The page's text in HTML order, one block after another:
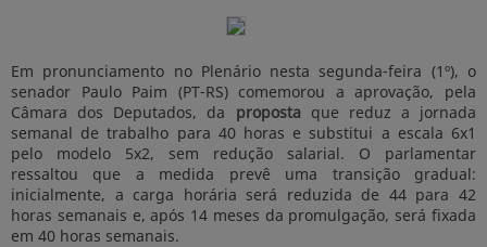
Em pronunciamento no Plenário nesta segunda-feira (1º), o
senador Paulo Paim (PT-RS) comemorou a aprovação, pela
Câmara dos Deputados, da propostaque reduz a jornada
semanal de trabalho para 40 horas e substitui a escala 6x1
pelo modelo 5x2, sem redução salarial. O parlamentar
ressaltou que a medida prevê uma transição gradual:
inicialmente, a carga horária será reduzida de 44 para 42
horas semanais e, após 14 meses da promulgação, será fixada
em 40 horas semanais.